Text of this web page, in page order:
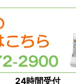
24時間受付